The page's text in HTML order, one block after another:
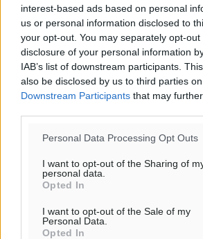
interest-based ads based on personal
us or personal information disclosed to
your opt-out. You may separately opt-
disclosure of your personal information
IAB’s list of downstream participants.
also be disclosed by us to third parties
Downstream Participants that may
Personal Data Processing Opt Outs
I want to opt-out of the Sharing of
personal data.
Opted In
I want to opt-out of the Sale of my
Personal Data.
Opted In
Ροή ειδήσεων